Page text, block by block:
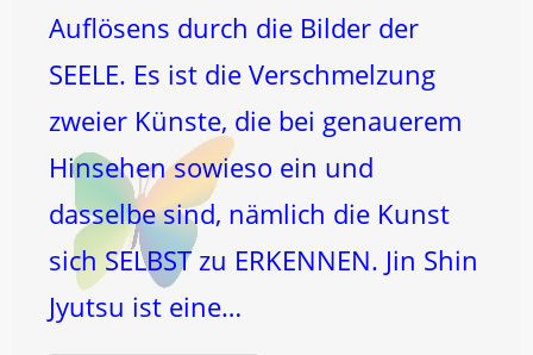
Auflösens durch die Bilder der
SEELE. Es ist die Verschmelzung
zweier Künste, die bei genauerem
Hinsehen sowieso ein und
dasselbe sind, nämlich die Kunst
sich SELBST zu ERKENNEN. Jin Shin
Jyutsu ist eine…